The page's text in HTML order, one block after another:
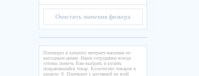
Очистить значения фильтра
Плиткорез в каталоге интернет-магазина по
выгодным ценам. Наши сотрудники всегда
готовы помочь Вам выбрать и купить
понравившийся товар. Количество товаров в
разделе: 0. Плиткорез с доставкой по всей